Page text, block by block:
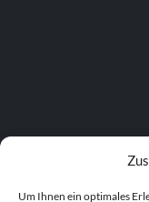
Um Ihnen ein optimales